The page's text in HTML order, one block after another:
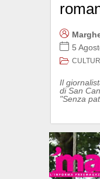
5
Il
di San
"Senza